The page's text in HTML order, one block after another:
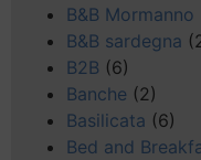
B&B Mormanno
B&B sardegna
B2B (6)
Banche (2)
Basilicata (6)
Bed and